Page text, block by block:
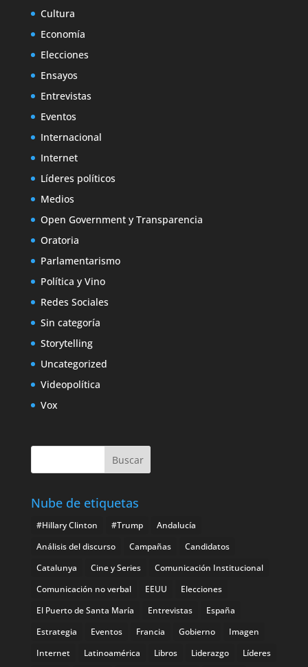
Cultura
Economía
Elecciones
Ensayos
Entrevistas
Eventos
Internacional
Internet
Líderes políticos
Medios
Open Government y Transparencia
Oratoria
Parlamentarismo
Política y Vino
Redes Sociales
Sin categoría
Storytelling
Uncategorized
Videopolítica
Vox
Nube de etiquetas
#Hillary Clinton #Trump
Andalucía
Análisis del discurso
Campañas
Candidatos
Catalunya
Cine y Series
Comunicación Institucional
Comunicación no verbal
EEUU
Elecciones
El Puerto de Santa María
Entrevistas
España
Estrategia
Eventos Francia Gobierno
Imagen
Internet
Latinoamérica Libros Liderazgo Líderes